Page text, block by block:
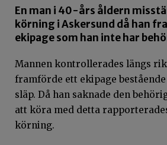
En man i 40-års åldern
körning i Askersund då han
ekipage som han inte har
Mannen kontrollerades längs
framförde ett ekipage
släp. Då han saknade den
att köra med detta
körning.